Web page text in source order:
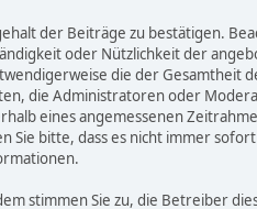
der Beiträge zu bestätigen.
oder Nützlichkeit der
die der Gesamtheit
die Administratoren oder
eines angemessenen
bitte, dass es nicht immer
stimmen Sie zu, die Betreiber